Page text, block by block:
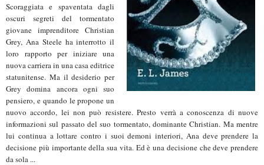
Scoraggiata e spaventata dagli
oscuri segreti del tormentato
giovane imprenditore Christian
Grey, Ana Steele ha interrotto il
loro rapporto per iniziare una
nuova carriera in una casa editrice
statunitense. Ma il desiderio per
Grey domina ancora ogni suo
pensiero, e quando le propone un
nuovo accordo, lei non può resistere. Presto verrà a conoscenza di nuove
informazioni sul passato del suo tormentato, dominante Christian. Ma mentre
lui continua a lottare contro i suoi demoni interiori, Ana deve prendere la
decisione più importante della sua vita. Ed è una decisione che deve prendere
da sola ...